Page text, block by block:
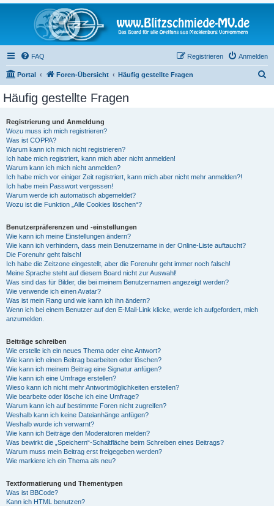
FAQ Anmelden
Registrieren
Portal Foren-Übersicht Häufig gestellte Fragen
Häufig gestellte Fragen
Registrierung und Anmeldung
Wozu muss ich mich registrieren?
Was ist COPPA?
Warum kann ich mich nicht registrieren?
Ich habe mich registriert, kann mich aber nicht anmelden!
Warum kann ich mich nicht anmelden?
Ich habe mich vor einiger Zeit registriert, kann mich aber nicht mehr anmelden?!
Ich habe mein Passwort vergessen!
Warum werde ich automatisch abgemeldet?
Wozu ist die Funktion „Alle Cookies löschen“?
Benutzerpräferenzen und -einstellungen
Wie kann ich meine Einstellungen ändern?
Wie kann ich verhindern, dass mein Benutzername in der Online-Liste auftaucht?
Die Forenuhr geht falsch!
Ich habe die Zeitzone eingestellt, aber die Forenuhr geht immer noch falsch!
Meine Sprache steht auf diesem Board nicht zur Auswahl!
Was sind das für Bilder, die bei meinem Benutzernamen angezeigt werden?
Wie verwende ich einen Avatar?
Was ist mein Rang und wie kann ich ihn ändern?
Wenn ich bei einem Benutzer auf den E-Mail-Link klicke, werde ich aufgefordert, mich
anzumelden.
Beiträge schreiben
Wie erstelle ich ein neues Thema oder eine Antwort?
Wie kann ich einen Beitrag bearbeiten oder löschen?
Wie kann ich meinem Beitrag eine Signatur anfügen?
Wie kann ich eine Umfrage erstellen?
Wieso kann ich nicht mehr Antwortmöglichkeiten erstellen?
Wie bearbeite oder lösche ich eine Umfrage?
Warum kann ich auf bestimmte Foren nicht zugreifen?
Weshalb kann ich keine Dateianhänge anfügen?
Weshalb wurde ich verwarnt?
Wie kann ich Beiträge den Moderatoren melden?
Was bewirkt die „Speichern“-Schaltfläche beim Schreiben eines Beitrags?
Warum muss mein Beitrag erst freigegeben werden?
Wie markiere ich ein Thema als neu?
Textformatierung und Thementypen
Was ist BBCode?
Kann ich HTML benutzen?